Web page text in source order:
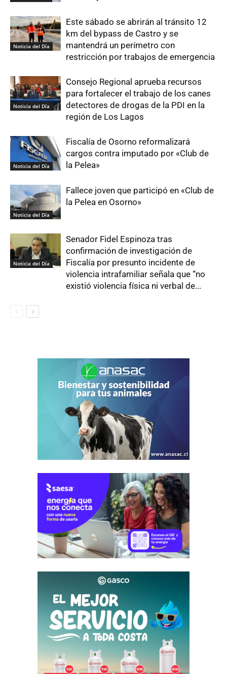
Noticia del Día
Este sábado se abrirán al tránsito 12
km del bypass de Castro y se
mantendrá un perímetro con
restricción por trabajos de emergencia
Noticia del Día
Consejo Regional aprueba recursos
para fortalecer el trabajo de los canes
detectores de drogas de la PDI en la
región de Los Lagos
Noticia del Día
Fiscalía de Osorno reformalizará
cargos contra imputado por «Club de
la Pelea»
Noticia del Día
Fallece joven que participó en «Club de
la Pelea en Osorno»
Noticia del Día
Senador Fidel Espinoza tras
confirmación de investigación de
Fiscalía por presunto incidente de
violencia intrafamiliar señala que “no
existió violencia física ni verbal de...